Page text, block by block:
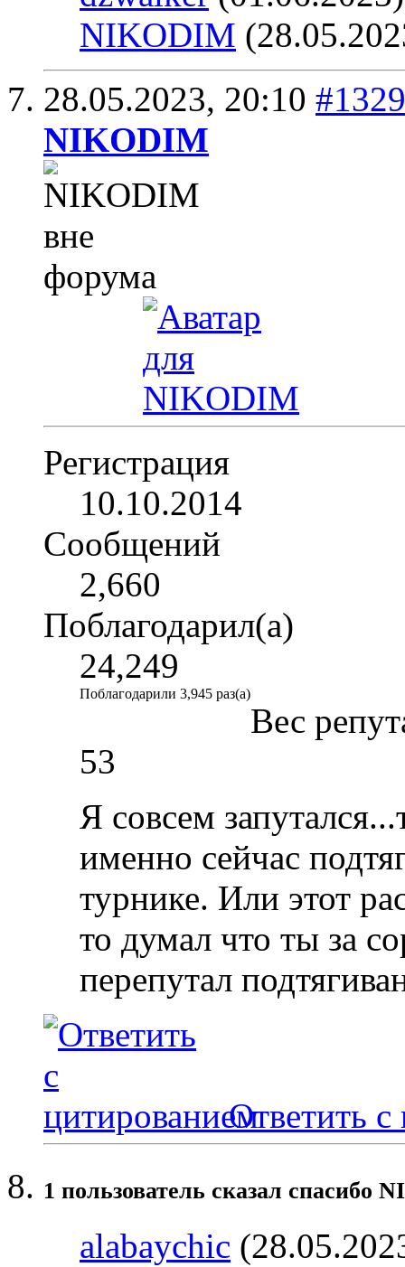
NIKODIM
28.05.2023, 20:10
NIKODIM
Регистрация
10.10.2014
Сообщений
2,660
Поблагодарил(а)
24,249
Поблагодарили 3,945 раз(а)
Вес
53
Я совсем
именно сейчас
турнике. Или этот
то думал что ты за
перепутал
Ответить с
1 пользователь сказал cпасибо
alabaychic